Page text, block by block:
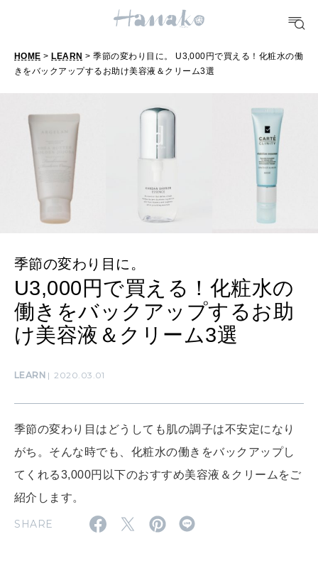
おいしい
TRAVEL
どこ行く？
FORTUNE
明日のわたし
[12星座別] Weekly Holoscope
[12星座別] Monthly Love Holoscope
女神まり愛のタロットメッセージ
算命学がわかる今月のあなた
LEARN
知る、考える
MAMA
SUSTAINABLE
HOME > LEARN > 季節の変わり目に。 U3,000円で買える！化粧水の働
きをバックアップするお助け美容液＆クリーム3選
季節の変わり目に。
U3,000円で買える！化粧水の
働きをバックアップするお助
け美容液＆クリーム3選
LEARN 2020.03.01
季節の変わり目はどうしても肌の調子は不安定になり
がち。そんな時でも、化粧水の働きをバックアップし
てくれる3,000円以下のおすすめ美容液＆クリームをご
紹介します。
SHARE